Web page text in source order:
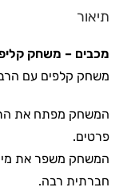
תיאור
מכבים – משחק
משחק קלפים עם
המשחק מפתח את
פרטים.
המשחק משפר את
חברתית רבה.